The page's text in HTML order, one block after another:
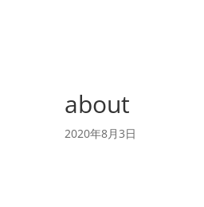
about
2020年8月3日